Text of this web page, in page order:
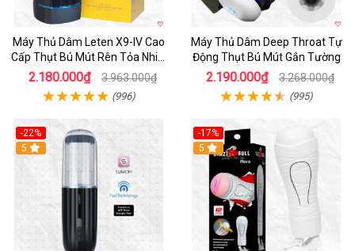
Máy Thủ Dâm Leten X9-IV Cao
Cấp Thụt Bú Mút Rên Tỏa Nhiệt
Sạc Pin
2.180.000₫ 3.963.000₫
(996)
Máy Thủ Dâm Deep Throat Tự
Động Thụt Bú Mút Gắn Tường
2.190.000₫ 3.268.000₫
(995)
-22%
5
-17%
5